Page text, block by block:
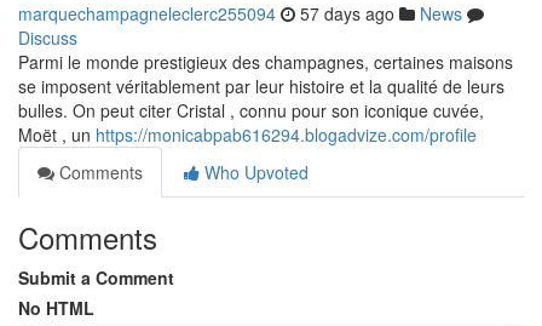
marquechampagneleclerc255094 57 days ago
News
Discuss
Parmi le monde prestigieux des champagnes, certaines maisons
se imposent véritablement par leur histoire et la qualité de leurs
bulles. On peut citer Cristal , connu pour son iconique cuvée,
Moët , un https://monicabpab616294.blogadvize.com/profile
Comments
Who Upvoted
Comments
Submit a Comment
No HTML